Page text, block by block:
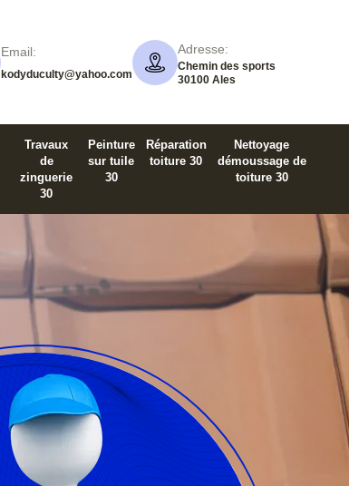
Email:
kodyduculty@yahoo.com
Adresse:
Chemin des sports
30100 Ales
Travaux
de
zinguerie
30
Peinture
sur tuile
30
Réparation
toiture 30
Nettoyage
démoussage de
toiture 30